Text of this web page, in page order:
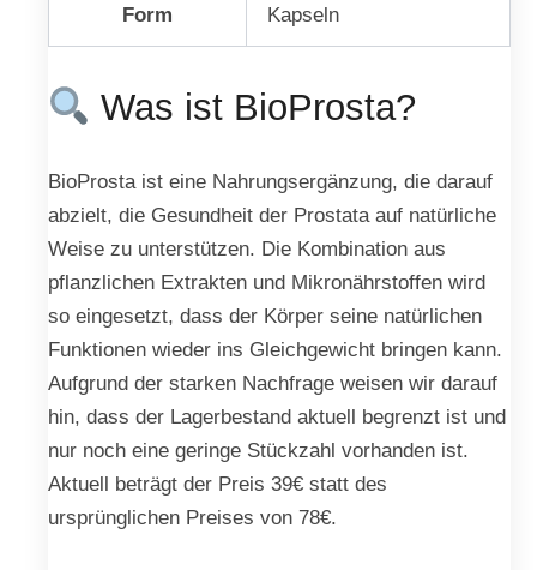
Form Kapseln
Was ist BioProsta?
BioProsta ist eine Nahrungsergänzung, die darauf
abzielt, die Gesundheit der Prostata auf natürliche
Weise zu unterstützen. Die Kombination aus
pflanzlichen Extrakten und Mikronährstoffen wird
so eingesetzt, dass der Körper seine natürlichen
Funktionen wieder ins Gleichgewicht bringen kann.
Aufgrund der starken Nachfrage weisen wir darauf
hin, dass der Lagerbestand aktuell begrenzt ist und
nur noch eine geringe Stückzahl vorhanden ist.
Aktuell beträgt der Preis 39€ statt des
ursprünglichen Preises von 78€.